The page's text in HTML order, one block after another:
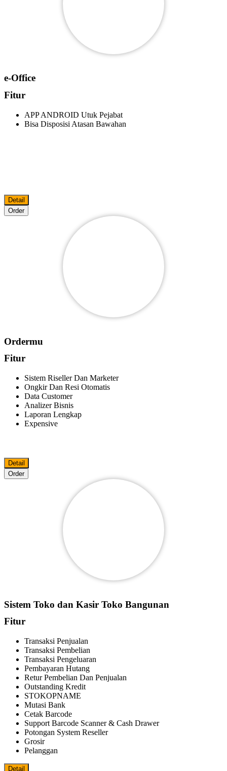
e-Office
Fitur
APP ANDROID Utuk Pejabat
Bisa Disposisi Atasan Bawahan
Detail
Order
Ordermu
Fitur
Sistem Riseller Dan Marketer
Ongkir Dan Resi Otomatis
Data Customer
Analizer Bisnis
Laporan Lengkap
Expensive
Detail
Order
Sistem Toko dan Kasir Toko Bangunan
Fitur
Transaksi Penjualan
Transaksi Pembelian
Transaksi Pengeluaran
Pembayaran Hutang
Retur Pembelian Dan Penjualan
Outstanding Kredit
STOKOPNAME
Mutasi Bank
Cetak Barcode
Support Barcode Scanner & Cash Drawer
Potongan System Reseller
Grosir
Pelanggan
Detail